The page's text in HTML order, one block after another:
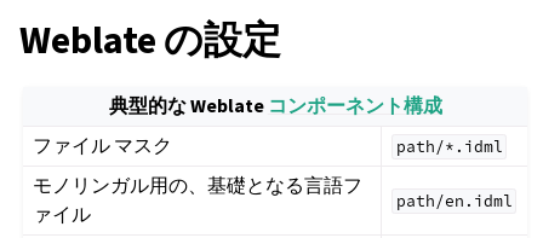
Weblate の設定
典型的な Weblate コンポーネント構成
ファイル マスク
path/*.idml
モノリンガル用の、基礎となる言語フ
ァイル
path/en.idml